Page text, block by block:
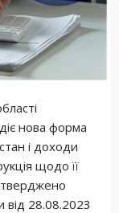
нова форма
і доходи
щодо її
від 28.08.2023